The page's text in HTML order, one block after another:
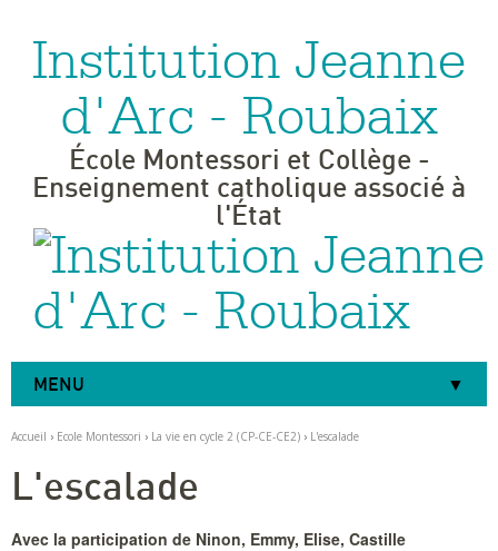
Outils
personnels
Institution Jeanne
d'Arc - Roubaix
École Montessori et Collège -
Enseignement catholique associé à
l'État
MENU
Accueil › Ecole Montessori › La vie en cycle 2 (CP-CE-CE2) › L'escalade
L'escalade
Avec la participation de Ninon, Emmy, Elise, Castille